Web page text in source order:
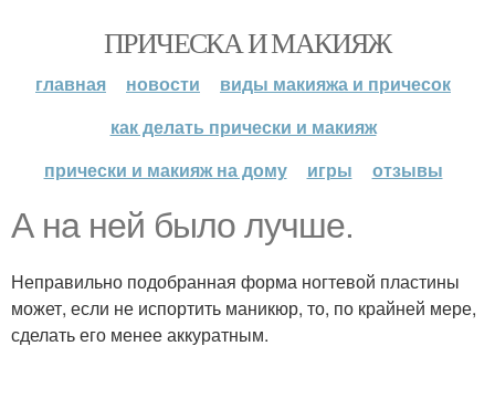
ПРИЧЕСКА И МАКИЯЖ
главная новости
виды макияжа и причесок
как делать прически и макияж
прически и макияж на дому
игры отзывы
А на ней было лучше.
Неправильно подобранная форма ногтевой пластины
может, если не испортить маникюр, то, по крайней мере,
сделать его менее аккуратным.